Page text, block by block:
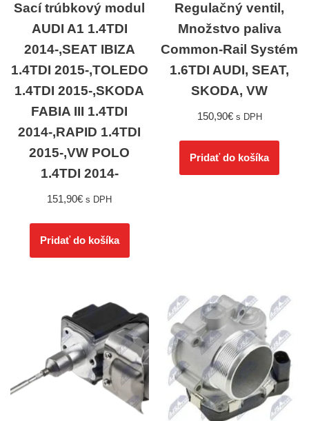
Sací trúbkový modul
AUDI A1 1.4TDI
2014-,SEAT IBIZA
1.4TDI 2015-,TOLEDO
1.4TDI 2015-,SKODA
FABIA III 1.4TDI
2014-,RAPID 1.4TDI
2015-,VW POLO
1.4TDI 2014-
151,90€ s DPH
Pridať do košíka
Regulačný ventil,
Množstvo paliva
Common-Rail Systém
1.6TDI AUDI, SEAT,
SKODA, VW
150,90€ s DPH
Pridať do košíka